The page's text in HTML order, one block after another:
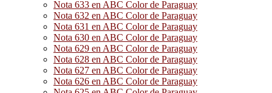
Nota 633 en ABC Color de Paraguay
Nota 632 en ABC Color de Paraguay
Nota 631 en ABC Color de Paraguay
Nota 630 en ABC Color de Paraguay
Nota 629 en ABC Color de Paraguay
Nota 628 en ABC Color de Paraguay
Nota 627 en ABC Color de Paraguay
Nota 626 en ABC Color de Paraguay